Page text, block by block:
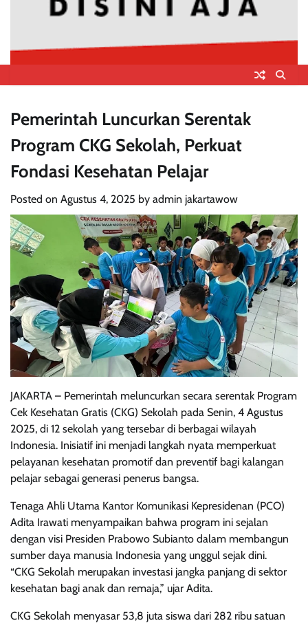
Pemerintah Luncurkan Serentak
Program CKG Sekolah, Perkuat
Fondasi Kesehatan Pelajar
Posted on Agustus 4, 2025 by admin jakartawow
JAKARTA – Pemerintah meluncurkan secara serentak Program
Cek Kesehatan Gratis (CKG) Sekolah pada Senin, 4 Agustus
2025, di 12 sekolah yang tersebar di berbagai wilayah
Indonesia. Inisiatif ini menjadi langkah nyata memperkuat
pelayanan kesehatan promotif dan preventif bagi kalangan
pelajar sebagai generasi penerus bangsa.
Tenaga Ahli Utama Kantor Komunikasi Kepresidenan (PCO)
Adita Irawati menyampaikan bahwa program ini sejalan
dengan visi Presiden Prabowo Subianto dalam membangun
sumber daya manusia Indonesia yang unggul sejak dini.
“CKG Sekolah merupakan investasi jangka panjang di sektor
kesehatan bagi anak dan remaja,” ujar Adita.
CKG Sekolah menyasar 53,8 juta siswa dari 282 ribu satuan